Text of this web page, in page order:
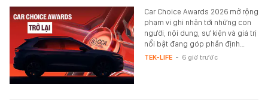
Car Choice Awards 2026 mở rộng
phạm vi ghi nhận tới những con
người, nội dung, sự kiện và giá trị
nổi bật đang góp phần định…
TEK-LIFE - 6 giờ trước